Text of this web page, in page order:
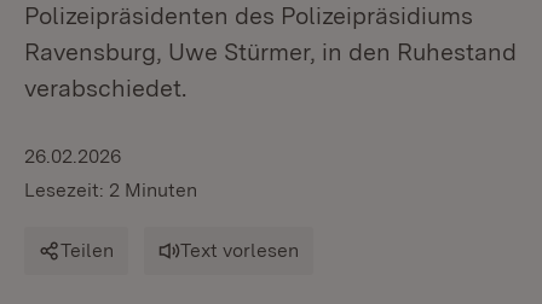
Polizeipräsidenten des Polizeipräsidiums
Ravensburg, Uwe Stürmer, in den Ruhestand
verabschiedet.
26.02.2026
Lesezeit: 2 Minuten
Teilen Text vorlesen